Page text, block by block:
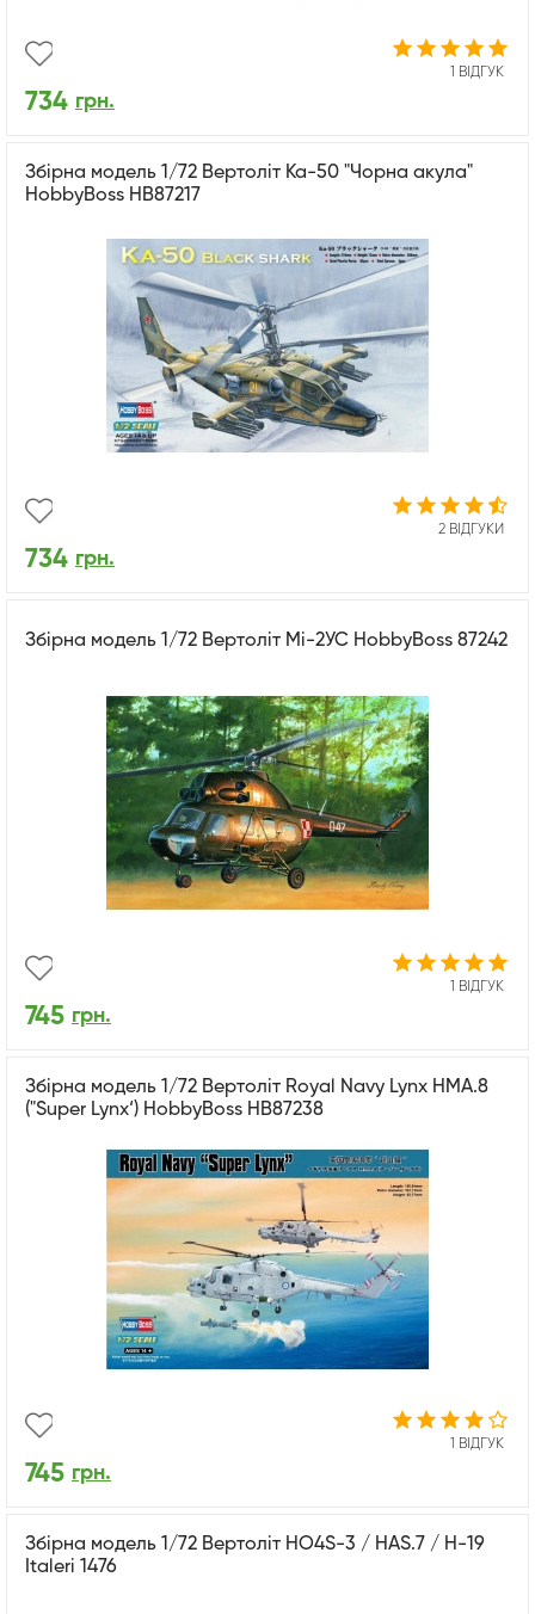
1 ВІДГУК
734 грн.
Збірна модель 1/72 Вертоліт Ka-50 "Чорна акула"
HobbyBoss HB87217
2 ВІДГУКИ
734 грн.
Збірна модель 1/72 Вертоліт Мі-2УС HobbyBoss 87242
1 ВІДГУК
745 грн.
Збірна модель 1/72 Вертоліт Royal Navy Lynx HMA.8
("Super Lynx‘) HobbyBoss HB87238
1 ВІДГУК
745 грн.
Збірна модель 1/72 Вертоліт HO4S-3 / HAS.7 / H-19
Italeri 1476